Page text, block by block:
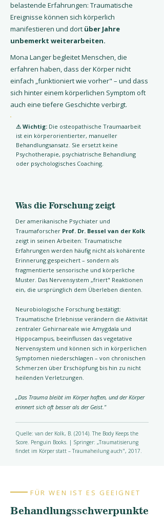
belastende Erfahrungen: Traumatische
Ereignisse können sich körperlich
manifestieren und dort über Jahre
unbemerkt weiterarbeiten.
Mona Langer begleitet Menschen, die
erfahren haben, dass der Körper nicht
einfach „funktioniert wie vorher" – und dass
sich hinter einem körperlichen Symptom oft
auch eine tiefere Geschichte verbirgt.
⚠ Wichtig: Die osteopathische Traumaarbeit
ist ein körperorientierter, manueller
Behandlungsansatz. Sie ersetzt keine
Psychotherapie, psychiatrische Behandlung
oder psychologisches Coaching.
Was die Forschung zeigt
Der amerikanische Psychiater und
Traumaforscher Prof. Dr. Bessel van der Kolk
zeigt in seinen Arbeiten: Traumatische
Erfahrungen werden häufig nicht als kohärente
Erinnerung gespeichert – sondern als
fragmentierte sensorische und körperliche
Muster. Das Nervensystem „friert" Reaktionen
ein, die ursprünglich dem Überleben dienten.
Neurobiologische Forschung bestätigt:
Traumatische Erlebnisse verändern die Aktivität
zentraler Gehirnareale wie Amygdala und
Hippocampus, beeinflussen das vegetative
Nervensystem und können sich in körperlichen
Symptomen niederschlagen – von chronischen
Schmerzen über Erschöpfung bis hin zu nicht
heilenden Verletzungen.
„Das Trauma bleibt im Körper haften, und der Körper
erinnert sich oft besser als der Geist."
Quelle: van der Kolk, B. (2014). The Body Keeps the
Score. Penguin Books. | Springer: „Traumatisierung
findet im Körper statt – Traumaheilung auch", 2017.
FÜR WEN IST ES GEEIGNET
Behandlungsschwerpunkte